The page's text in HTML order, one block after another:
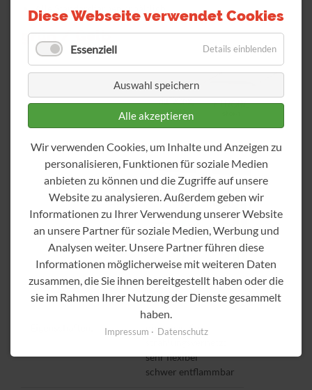
Alle Standardfarben erhältlich
grün / Gelb
Material: Polyolefin
dünnwandig
sehr flexibel
schwer entflammbar
Diese Webseite verwendet Cookies
Essenziell Details einblenden
Auswahl speichern
Alle akzeptieren
Wir verwenden Cookies, um Inhalte und Anzeigen zu
personalisieren, Funktionen für soziale Medien
anbieten zu können und die Zugriffe auf unsere
Website zu analysieren. Außerdem geben wir
Informationen zu Ihrer Verwendung unserer Website
an unsere Partner für soziale Medien, Werbung und
Analysen weiter. Unsere Partner führen diese
Informationen möglicherweise mit weiteren Daten
zusammen, die Sie ihnen bereitgestellt haben oder die
sie im Rahmen Ihrer Nutzung der Dienste gesammelt
haben.
Impressum Datenschutz